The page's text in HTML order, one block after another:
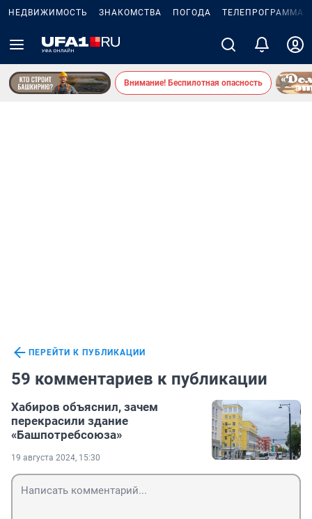
НЕДВИЖИМОСТЬ ЗНАКОМСТВА ПОГОДА ТЕЛЕПРОГРАММА
Внимание! Беспилотная опасность
ПЕРЕЙТИ К ПУБЛИКАЦИИ
59 комментариев к публикации
Хабиров объяснил, зачем
перекрасили здание
«Башпотребсоюза»
19 августа 2024, 15:30